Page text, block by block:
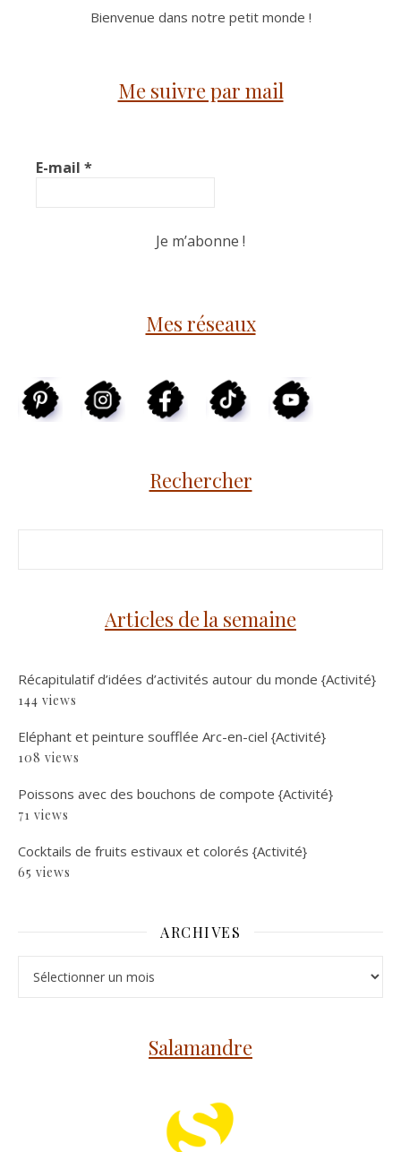
Bienvenue dans notre petit monde !
Me suivre par mail
E-mail *
Mes réseaux
Rechercher
Articles de la semaine
Récapitulatif d’idées d’activités autour du monde {Activité}
144 views
Eléphant et peinture soufflée Arc-en-ciel {Activité}
108 views
Poissons avec des bouchons de compote {Activité}
71 views
Cocktails de fruits estivaux et colorés {Activité}
65 views
ARCHIVES
Salamandre